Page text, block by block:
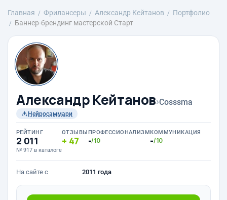
Главная Фрилансеры Александр Кейтанов
Портфолио
Баннер-брендинг мастерской Старт
Александр Кейтанов›Cosssma
Нейросаммари
РЕЙТИНГ
2 011
№ 917 в каталоге
ОТЗЫВЫ
47
ПРОФЕССИОНАЛИЗМ
-/10
КОММУНИКАЦИЯ
-/10
На сайте с 2011 года